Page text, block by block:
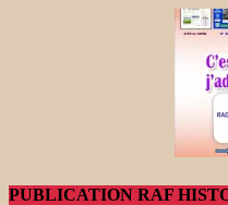
PUBLICATION RAF